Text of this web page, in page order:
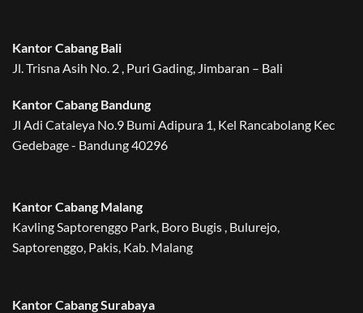
Kantor Cabang Bali
Jl. Trisna Asih No. 2 , Puri Gading, Jimbaran – Bali
Kantor Cabang Bandung
Jl Adi Cataleya No.9 Bumi Adipura 1, Kel Rancabolang Kec
Gedebage - Bandung 40296
Kantor Cabang Malang
Kavling Saptorenggo Park, Boro Bugis , Bulurejo,
Saptorenggo, Pakis, Kab. Malang
Kantor Cabang Surabaya